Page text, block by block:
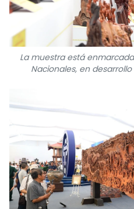
РУССКИЙ
La muestra está
Nacionales, en